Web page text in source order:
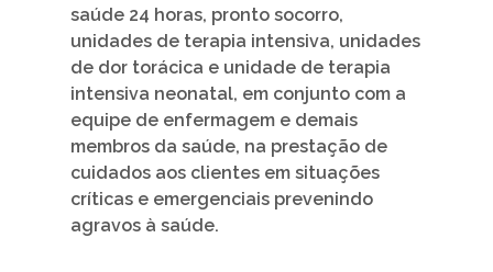
saúde 24 horas, pronto socorro,
unidades de terapia intensiva, unidades
de dor torácica e unidade de terapia
intensiva neonatal, em conjunto com a
equipe de enfermagem e demais
membros da saúde, na prestação de
cuidados aos clientes em situações
críticas e emergenciais prevenindo
agravos à saúde.